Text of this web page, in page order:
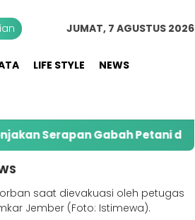
JUMAT, 7 AGUSTUS 2026
LIFE STYLE NEWS
Gabah Petani di Jember